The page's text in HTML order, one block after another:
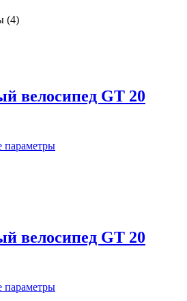
(4)
велосипед GT 20
параметрыЭтот
на
велосипед GT 20
параметрыЭтот